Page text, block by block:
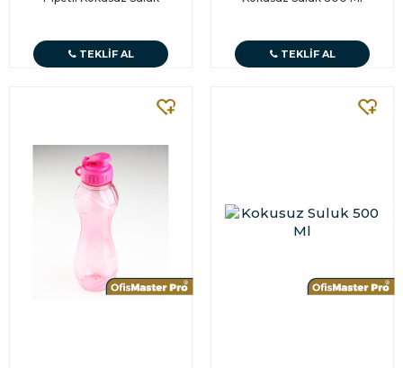
TEKLIF AL TEKLIF AL